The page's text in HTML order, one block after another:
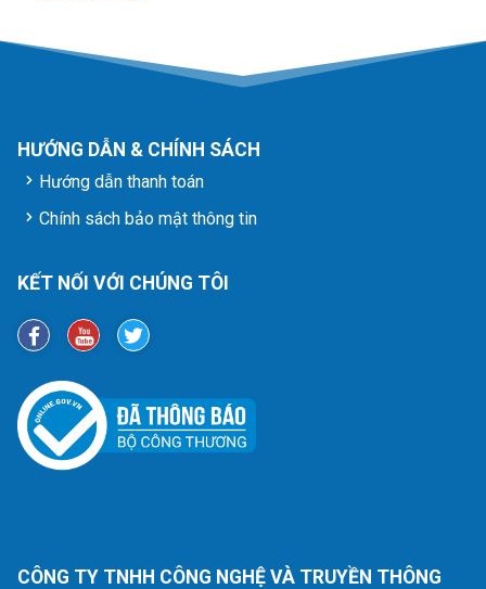
HƯỚNG DẪN & CHÍNH SÁCH
Hướng dẫn thanh toán
Chính sách bảo mật thông tin
KẾT NỐI VỚI CHÚNG TÔI
CÔNG TY TNHH CÔNG NGHỆ VÀ TRUYỀN THÔNG